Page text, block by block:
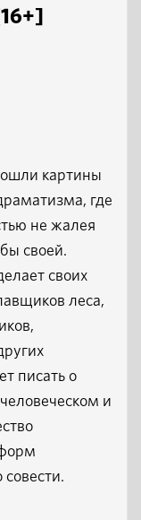
картины
где
не жалея
своей.
своих
леса,
писать о
и